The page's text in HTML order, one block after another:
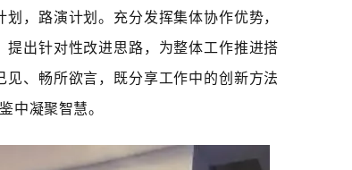
，路演计划。充分发挥集体协作优势，
出针对性改进思路，为整体工作推进搭
、畅所欲言，既分享工作中的创新方法
中凝聚智慧。